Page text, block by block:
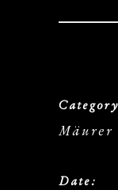
Mäurer
Date: